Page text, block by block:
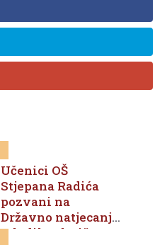
Učenici OŠ
Stjepana Radića
pozvani na
Državno natjecanje
mladih tehničara